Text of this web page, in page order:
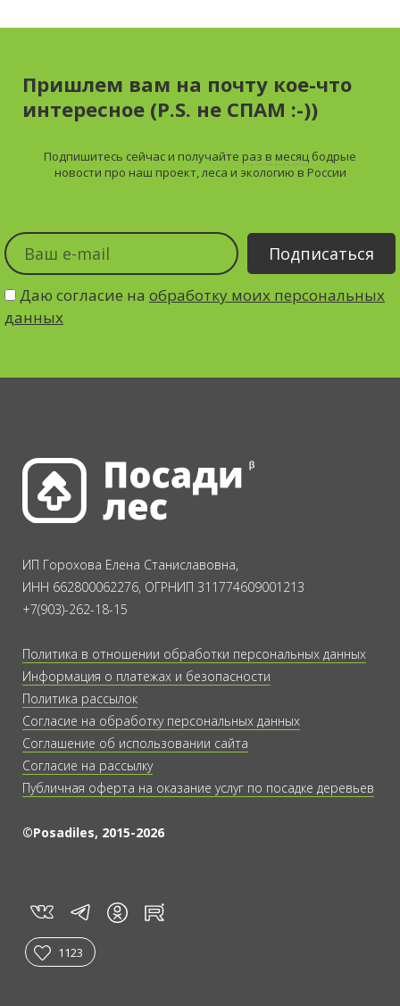
Пришлем вам на почту кое-что
интересное (P.S. не СПАМ :-))
Подпишитесь сейчас и получайте раз в месяц бодрые
новости про наш проект, леса и экологию в России
Даю согласие на обработку моих персональных
данных
ИП Горохова Елена Станиславовна,
ИНН 662800062276, ОГРНИП 311774609001213
+7(903)-262-18-15
Политика в отношении обработки персональных данных
Информация о платежах и безопасности
Политика рассылок
Согласие на обработку персональных данных
Соглашение об использовании сайта
Согласие на рассылку
Публичная оферта на оказание услуг по посадке деревьев
©Posadiles, 2015-2026
vk tg in rt
1123